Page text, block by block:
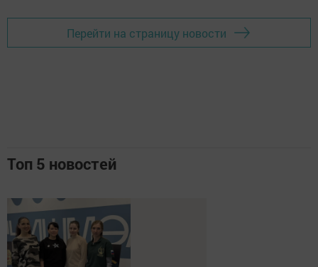
Перейти на страницу новости
Топ 5 новостей